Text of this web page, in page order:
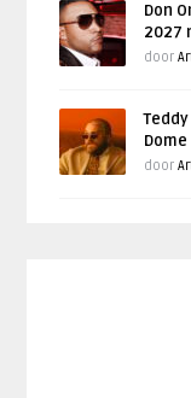
Don
2027
door
door